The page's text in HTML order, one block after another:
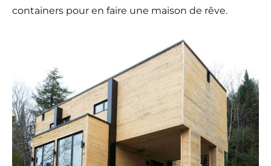
containers pour en faire une maison de rêve.